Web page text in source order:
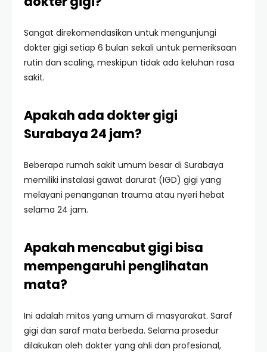
Sangat direkomendasikan untuk mengunjungi
dokter gigi setiap 6 bulan sekali untuk pemeriksaan
rutin dan scaling, meskipun tidak ada keluhan rasa
sakit.
Apakah ada dokter gigi
Surabaya 24 jam?
Beberapa rumah sakit umum besar di Surabaya
memiliki instalasi gawat darurat (IGD) gigi yang
melayani penanganan trauma atau nyeri hebat
selama 24 jam.
Apakah mencabut gigi bisa
mempengaruhi penglihatan
mata?
Ini adalah mitos yang umum di masyarakat. Saraf
gigi dan saraf mata berbeda. Selama prosedur
dilakukan oleh dokter yang ahli dan profesional,